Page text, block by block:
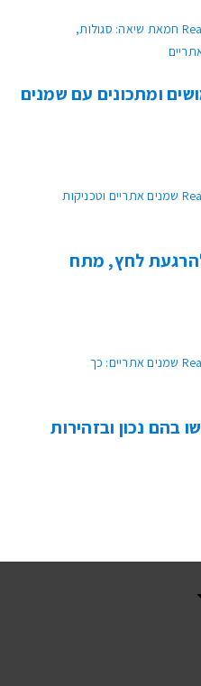
ומתכונים עם שמנים
לחץ, מתח
בהם נכון ובזהירות